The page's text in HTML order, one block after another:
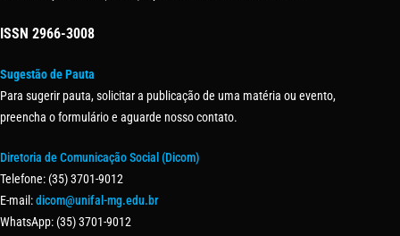
ISSN 2966-3008
Sugestão de Pauta
Para sugerir pauta, solicitar a publicação de uma matéria ou evento,
preencha o formulário e aguarde nosso contato.
Diretoria de Comunicação Social (Dicom)
Telefone: (35) 3701-9012
E-mail:dicom@unifal-mg.edu.br
WhatsApp: (35) 3701-9012